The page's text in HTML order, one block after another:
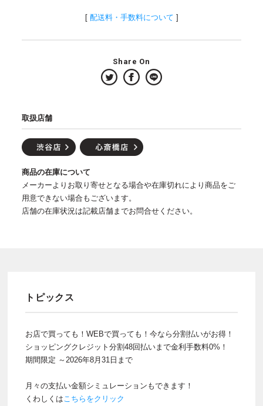
[ 配送料・手数料について ]
Share On
取扱店舗
商品の在庫について
メーカーよりお取り寄せとなる場合や在庫切れにより商品をご
用意できない場合もございます。
店舗の在庫状況は記載店舗までお問合せください。
トピックス
お店で買っても！WEBで買っても！今なら分割払いがお得！
ショッピングクレジット分割48回払いまで金利手数料0%！
期間限定 ～2026年8月31日まで
月々の支払い金額シミュレーションもできます！
くわしくはこちらをクリック